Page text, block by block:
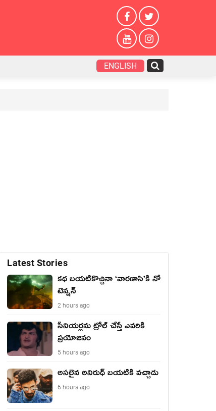
ENGLISH
Latest Stories
కథ బయటికొచ్చినా ‘వారణాసి’కి నో
టెన్షన్
2 hours ago
సీనియర్లను ట్రోల్ చేస్తే ఎవరికి
ప్రయోజనం
5 hours ago
అసలైన అనిరుధ్ బయటికి వచ్చాడు
6 hours ago